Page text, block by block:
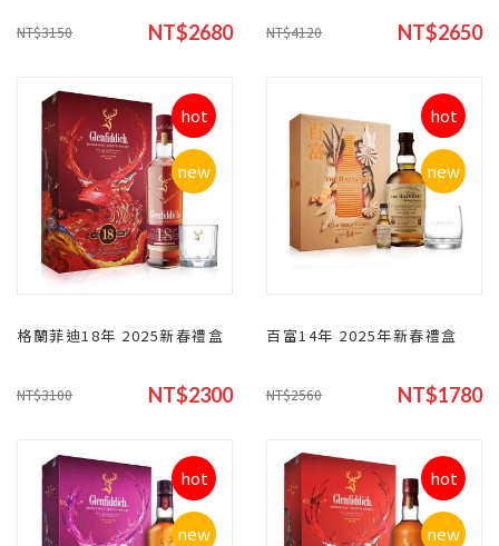
NT$3150 NT$2680 NT$4120 NT$2650
hot
new
格蘭菲迪18年 2025新春禮盒
NT$3100 NT$2300
hot
new
百富14年 2025年新春禮盒
NT$2560 NT$1780
hot
new
hot
new